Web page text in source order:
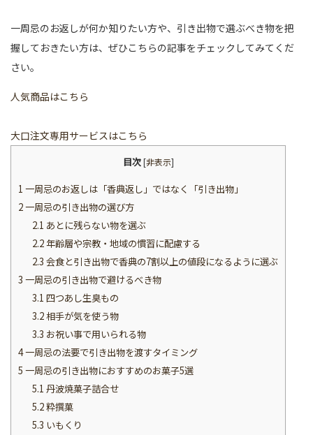
一周忌のお返しが何か知りたい方や、引き出物で選ぶべき物を把
握しておきたい方は、ぜひこちらの記事をチェックしてみてくだ
さい。
人気商品はこちら
大口注文専用サービスはこちら
目次 [非表示]
1 一周忌のお返しは「香典返し」ではなく「引き出物」
2一周忌の引き出物の選び方
2.1 あとに残らない物を選ぶ
2.2年齢層や宗教・地域の慣習に配慮する
2.3 会食と引き出物で香典の7割以上の値段になるように選ぶ
3 一周忌の引き出物で避けるべき物
3.1 四つあし生臭もの
3.2相手が気を使う物
3.3 お祝い事で用いられる物
4一周忌の法要で引き出物を渡すタイミング
5 一周忌の引き出物におすすめのお菓子5選
5.1 丹波焼菓子詰合せ
5.2粋撰菓
5.3 いもくり